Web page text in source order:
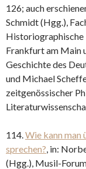
126; auch
Schmidt (Hgg.),
Historiographische
Frankfurt am Main
Geschichte des
und Michael
zeitgenössischer
114.Wie kann man
sprechen?, in:
(Hgg.), Musil-